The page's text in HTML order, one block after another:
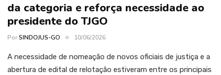
da categoria e reforça necessidade ao
presidente do TJGO
PorSINDOJUS-GO 10/06/2026
A necessidade de nomeação de novos oficiais de justiça e a
abertura de edital de relotação estiveram entre os principais